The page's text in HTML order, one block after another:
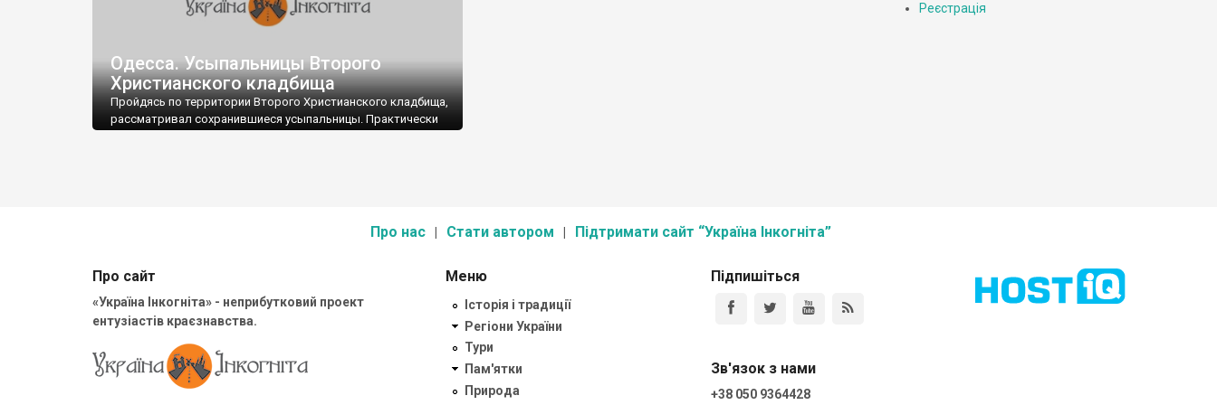
Одесса. Усыпальницы Второго
Христианского кладбища
Пройдясь по территории Второго Христианского кладбища,
рассматривал сохранившиеся усыпальницы. Практически
...
Усыпальница семьи генерал-лейтенанта Стороженко (1913
Реєстрація
Про нас Стати автором Підтримати сайт “Україна Інкогніта”
Про сайт
«Україна Інкогніта» - неприбутковий проект
ентузіастів краєзнавства.
Меню
Історія і традиції
Регіони України
Тури
Пам'ятки
Природа
Підпишіться
Зв'язок з нами
+38 050 9364428